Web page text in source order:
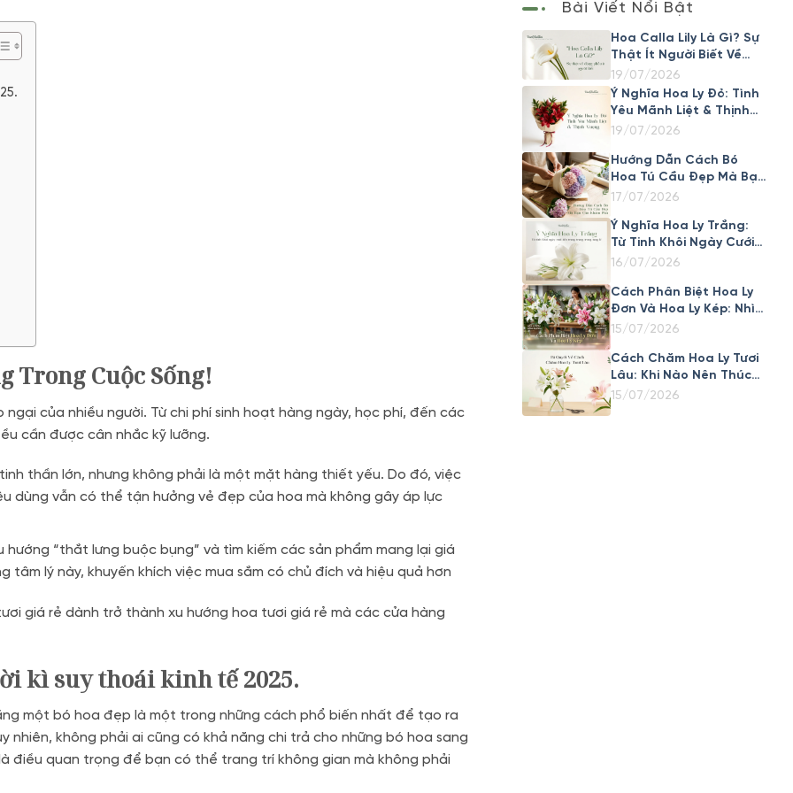
Trong Cuộc Sống!
của nhiều người. Từ chi phí sinh hoạt hàng ngày, học phí, đến các
cần được cân nhắc kỹ lưỡng.
thần lớn, nhưng không phải là một mặt hàng thiết yếu. Do đó, việc
dùng vẫn có thể tận hưởng vẻ đẹp của hoa mà không gây áp lực
“thắt lưng buộc bụng” và tìm kiếm các sản phẩm mang lại giá
lý này, khuyến khích việc mua sắm có chủ đích và hiệu quả hơn
giá rẻ dành trở thành xu hướng hoa tươi giá rẻ mà các cửa hàng
kì suy thoái kinh tế 2025.
một bó hoa đẹp là một trong những cách phổ biến nhất để tạo ra
không phải ai cũng có khả năng chi trả cho những bó hoa sang
điều quan trọng để bạn có thể trang trí không gian mà không phải
Bài Viết Nổi Bật
Hoa Calla Lily Là Gì? Sự
Thật Ít Người Biết Về
Loài Hoa Đẹp Này
19/07/2026
Ý Nghĩa Hoa Ly Đỏ: Tình
Yêu Mãnh Liệt & Thịnh
Vượng
19/07/2026
Hướng Dẫn Cách Bó
Hoa Tú Cầu Đẹp Mà Bạn
Cần Khám Phá
17/07/2026
Ý Nghĩa Hoa Ly Trắng:
Từ Tinh Khôi Ngày Cưới
Đến Trang Trọng Trong
16/07/2026
Cách Phân Biệt Hoa Ly
Đơn Và Hoa Ly Kép: Nhìn
Cánh Là Biết Ngay
15/07/2026
Cách Chăm Hoa Ly Tươi
Lâu: Khi Nào Nên Thúc
Nở Nhanh, Khi Nào Nên
15/07/2026